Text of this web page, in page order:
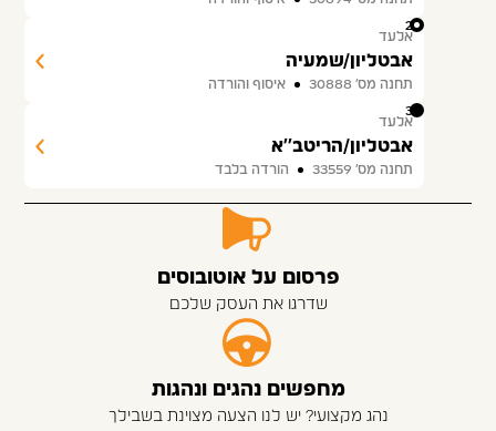
29
אלעד
אבטליון/שמעיה
תחנה מס׳ 30888 איסוף והורדה
30
אלעד
אבטליון/הריטב''א
תחנה מס׳ 33559 הורדה בלבד
פרסום על אוטובוסים
שדרגו את העסק שלכם
מחפשים נהגים ונהגות
נהג מקצועי? יש לנו הצעה מצוינת בשבילך